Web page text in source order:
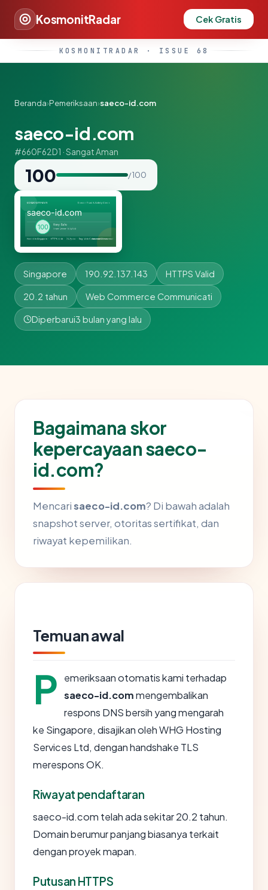
KosmonitRadar Cek Gratis
KOSMONITRADAR · ISSUE 68
Beranda›Pemeriksaan›saeco-id.com
saeco-id.com
#660F62D1 · Sangat Aman
100 / 100
Singapore 190.92.137.143 HTTPS Valid
20.2 tahun Web Commerce Communicati
Diperbarui3 bulan yang lalu
Bagaimana skor
kepercayaan saeco-
id.com?
Mencarisaeco-id.com? Di bawah adalah
snapshot server, otoritas sertifikat, dan
riwayat kepemilikan.
Temuan awal
P
emeriksaan otomatis kami terhadap
saeco-id.commengembalikan
respons DNS bersih yang mengarah
ke Singapore, disajikan oleh WHG Hosting
Services Ltd, dengan handshake TLS
merespons OK.
Riwayat pendaftaran
saeco-id.com telah ada sekitar 20.2 tahun.
Domain berumur panjang biasanya terkait
dengan proyek mapan.
Putusan HTTPS